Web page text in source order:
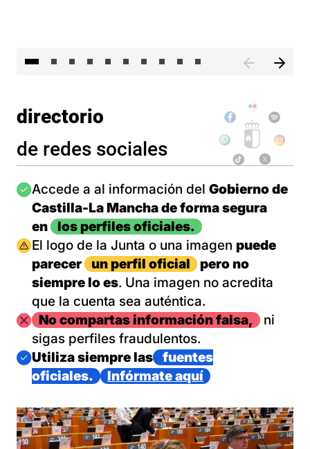
directorio
de redes sociales
Imagen
Accede a al información del Gobierno de
Castilla-La Mancha de forma segura
en
los perfiles oficiales.
Imagen
El logo de la Junta o una imagen puede
parecer
un perfil oficial
pero no
siempre lo es. Una imagen no acredita
que la cuenta sea auténtica.
ImagenNo compartas información falsa,
ni
sigas perfiles fraudulentos.
Imagen
Utiliza siempre las
fuentes
oficiales.
Infórmate aquí